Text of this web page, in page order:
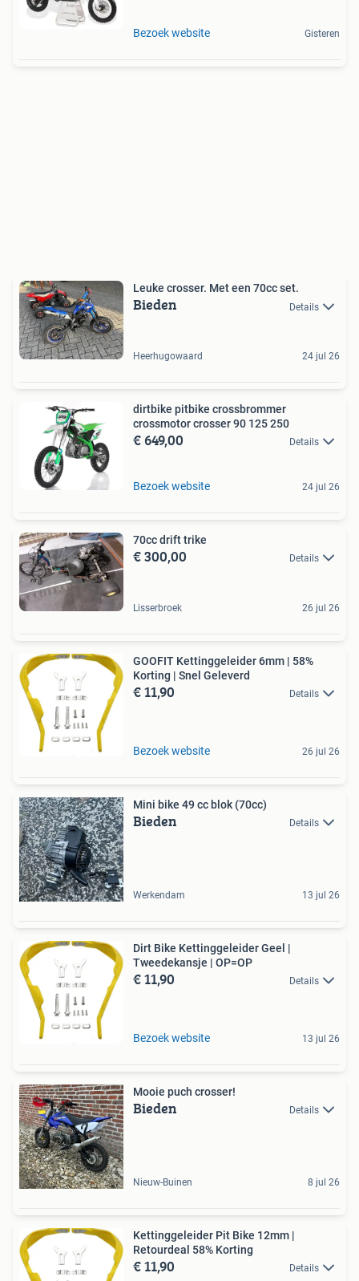
Bezoek website Gisteren
Leuke crosser. Met een 70cc set.
Bieden Details
Heerhugowaard 24 jul 26
dirtbike pitbike crossbrommer
crossmotor crosser 90 125 250
€ 649,00 Details
Bezoek website 24 jul 26
70cc drift trike
€ 300,00 Details
Lisserbroek 26 jul 26
GOOFIT Kettinggeleider 6mm | 58%
Korting | Snel Geleverd
€ 11,90 Details
Bezoek website 26 jul 26
Mini bike 49 cc blok (70cc)
Bieden Details
Werkendam 13 jul 26
Dirt Bike Kettinggeleider Geel |
Tweedekansje | OP=OP
€ 11,90 Details
Bezoek website 13 jul 26
Mooie puch crosser!
Bieden Details
Nieuw-Buinen 8 jul 26
Kettinggeleider Pit Bike 12mm |
Retourdeal 58% Korting
€ 11,90 Details